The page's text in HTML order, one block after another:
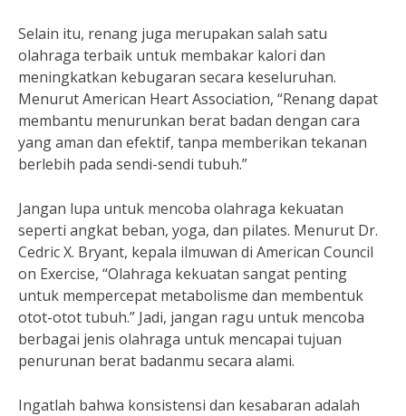
Selain itu, renang juga merupakan salah satu
olahraga terbaik untuk membakar kalori dan
meningkatkan kebugaran secara keseluruhan.
Menurut American Heart Association, “Renang dapat
membantu menurunkan berat badan dengan cara
yang aman dan efektif, tanpa memberikan tekanan
berlebih pada sendi-sendi tubuh.”
Jangan lupa untuk mencoba olahraga kekuatan
seperti angkat beban, yoga, dan pilates. Menurut Dr.
Cedric X. Bryant, kepala ilmuwan di American Council
on Exercise, “Olahraga kekuatan sangat penting
untuk mempercepat metabolisme dan membentuk
otot-otot tubuh.” Jadi, jangan ragu untuk mencoba
berbagai jenis olahraga untuk mencapai tujuan
penurunan berat badanmu secara alami.
Ingatlah bahwa konsistensi dan kesabaran adalah